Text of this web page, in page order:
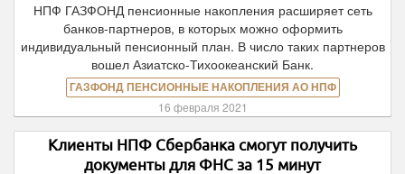
НПФ ГАЗФОНД пенсионные накопления расширяет сеть
банков-партнеров, в которых можно оформить
индивидуальный пенсионный план. В число таких партнеров
вошел Азиатско-Тихоокеанский Банк.
ГАЗФОНД ПЕНСИОННЫЕ НАКОПЛЕНИЯ АО НПФ
16 февраля 2021
Клиенты НПФ Сбербанка смогут получить
документы для ФНС за 15 минут